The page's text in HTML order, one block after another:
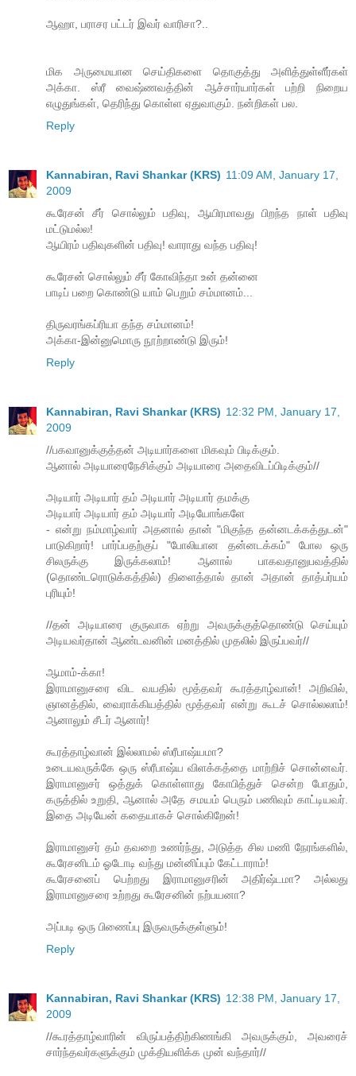
ஆஹா, பராசர பட்டர் இவர் வாரிசா?..
மிக அருமையான செய்திகளை தொகுத்து அளித்துள்ளீர்கள்
அக்கா. ஸ்ரீ வைஷ்ணவத்தின் ஆச்சார்யார்கள் பற்றி நிறைய
எழுதுங்கள், தெரிந்து கொள்ள ஏதுவாகும். நன்றிகள் பல.
Reply
Kannabiran, Ravi Shankar (KRS) 11:09 AM, January 17,
2009
கூரேசன் சீர் சொல்லும் பதிவு, ஆயிரமாவது பிறந்த நாள் பதிவு
மட்டுமல்ல!
ஆயிரம் பதிவுகளின் பதிவு! வாராது வந்த பதிவு!
கூரேசன் சொல்லும் சீர் கோவிந்தா உன் தன்னை
பாடிப் பறை கொண்டு யாம் பெறும் சம்மானம்...
திருவரங்கப்ரியா தந்த சம்மானம்!
அக்கா-இன்னுமொரு நூற்றாண்டு இரும்!
Reply
Kannabiran, Ravi Shankar (KRS) 12:32 PM, January 17,
2009
//பகவானுக்குத்தன் அடியார்களை மிகவும் பிடிக்கும்.
ஆனால் அடியாரைநேசிக்கும் அடியாரை அதைவிடப்பிடிக்கும்//
அடியார் அடியார் தம் அடியார் அடியார் தமக்கு
அடியார் அடியார் தம் அடியார் அடியோங்களே
- என்று நம்மாழ்வார் அதனால் தான் "மிகுந்த தன்னடக்கத்துடன்"
பாடுகிறார்! பார்ப்பதற்குப் "போலியான தன்னடக்கம்" போல ஒரு
சிலருக்கு இருக்கலாம்! ஆனால் பாகவதானுபவத்தில்
(தொண்டரொடுக்கத்தில்) திளைத்தால் தான் அதான் தாத்பர்யம்
புரியும்!
//தன் அடியாரை குருவாக ஏற்று அவருக்குத்தொண்டு செய்யும்
அடியவர்தான் ஆண்டவனின் மனத்தில் முதலில் இருப்பவர்//
ஆமாம்-க்கா!
இராமானுசரை விட வயதில் மூத்தவர் கூரத்தாழ்வான்! அறிவில்,
ஞானத்தில், வைராக்கியத்தில் மூத்தவர் என்று கூடச் சொல்லலாம்!
ஆனாலும் சீடர் ஆனார்!
கூரத்தாழ்வான் இல்லாமல் ஸ்ரீபாஷ்யமா?
உடையவருக்கே ஒரு ஸ்ரீபாஷ்ய விளக்கத்தை மாற்றிச் சொன்னவர்.
இராமானுசர் ஒத்துக் கொள்ளாது கோபித்துச் சென்ற போதும்,
கருத்தில் உறுதி, ஆனால் அதே சமயம் பெரும் பணிவும் காட்டியவர்.
இதை அடியேன் கதையாகச் சொல்கிறேன்!
இராமானுசர் தம் தவறை உணர்ந்து, அடுத்த சில மணி நேரங்களில்,
கூரேசனிடம் ஓடோடி வந்து மன்னிப்பும் கேட்டாராம்!
கூரேசனைப் பெற்றது இராமானுசரின் அதிர்ஷ்டமா? அல்லது
இராமானுசரை உற்றது கூரேசனின் நற்பயனா?
அப்படி ஒரு பிணைப்பு இருவருக்குள்ளும்!
Reply
Kannabiran, Ravi Shankar (KRS) 12:38 PM, January 17,
2009
//கூரத்தாழ்வாரின் விருப்பத்திற்கிணங்கி அவருக்கும், அவரைச்
சார்ந்தவர்களுக்கும் முக்தியளிக்க முன் வந்தார்//